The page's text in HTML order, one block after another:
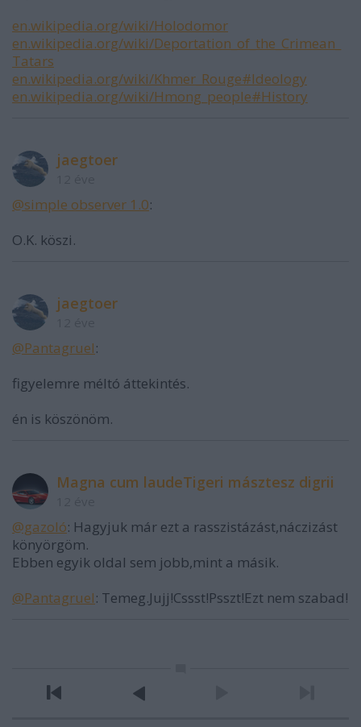
en.wikipedia.org/wiki/Holodomor
en.wikipedia.org/wiki/Deportation_of_the_Crimean_
Tatars
en.wikipedia.org/wiki/Khmer_Rouge#Ideology
en.wikipedia.org/wiki/Hmong_people#History
jaegtoer
@simple observer 1.0:
O.K. köszi.
jaegtoer
@Pantagruel:
figyelemre méltó áttekintés.
én is köszönöm.
Magna cum laudeTigeri másztesz digrii
@gazoló: Hagyjuk már ezt a rasszistázást,náczizást
könyörgöm.
Ebben egyik oldal sem jobb,mint a másik.
@Pantagruel: Temeg.Jujj!Cssst!Psszt!Ezt nem szabad!